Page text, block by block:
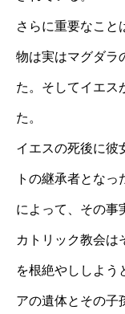
さらに重要なこと
物は実はマグダラ
た。そしてイエス
た。
イエスの死後に彼
トの継承者とな
によって、その事
カトリック教会は
を根絶やししよう
アの遺体とその子